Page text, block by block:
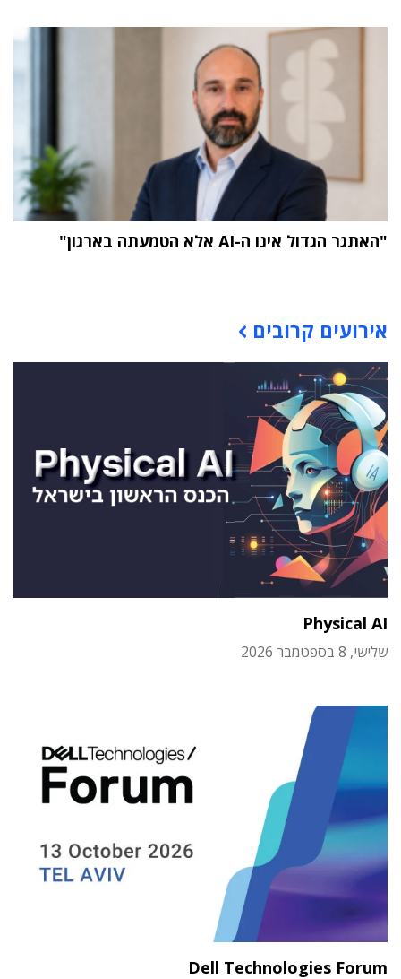
"האתגר הגדול אינו ה-AI אלא הטמעתה בארגון"
אירועים קרובים
Physical AI
שלישי, 8 בספטמבר 2026
Dell Technologies Forum